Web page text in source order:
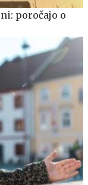
poročajo o